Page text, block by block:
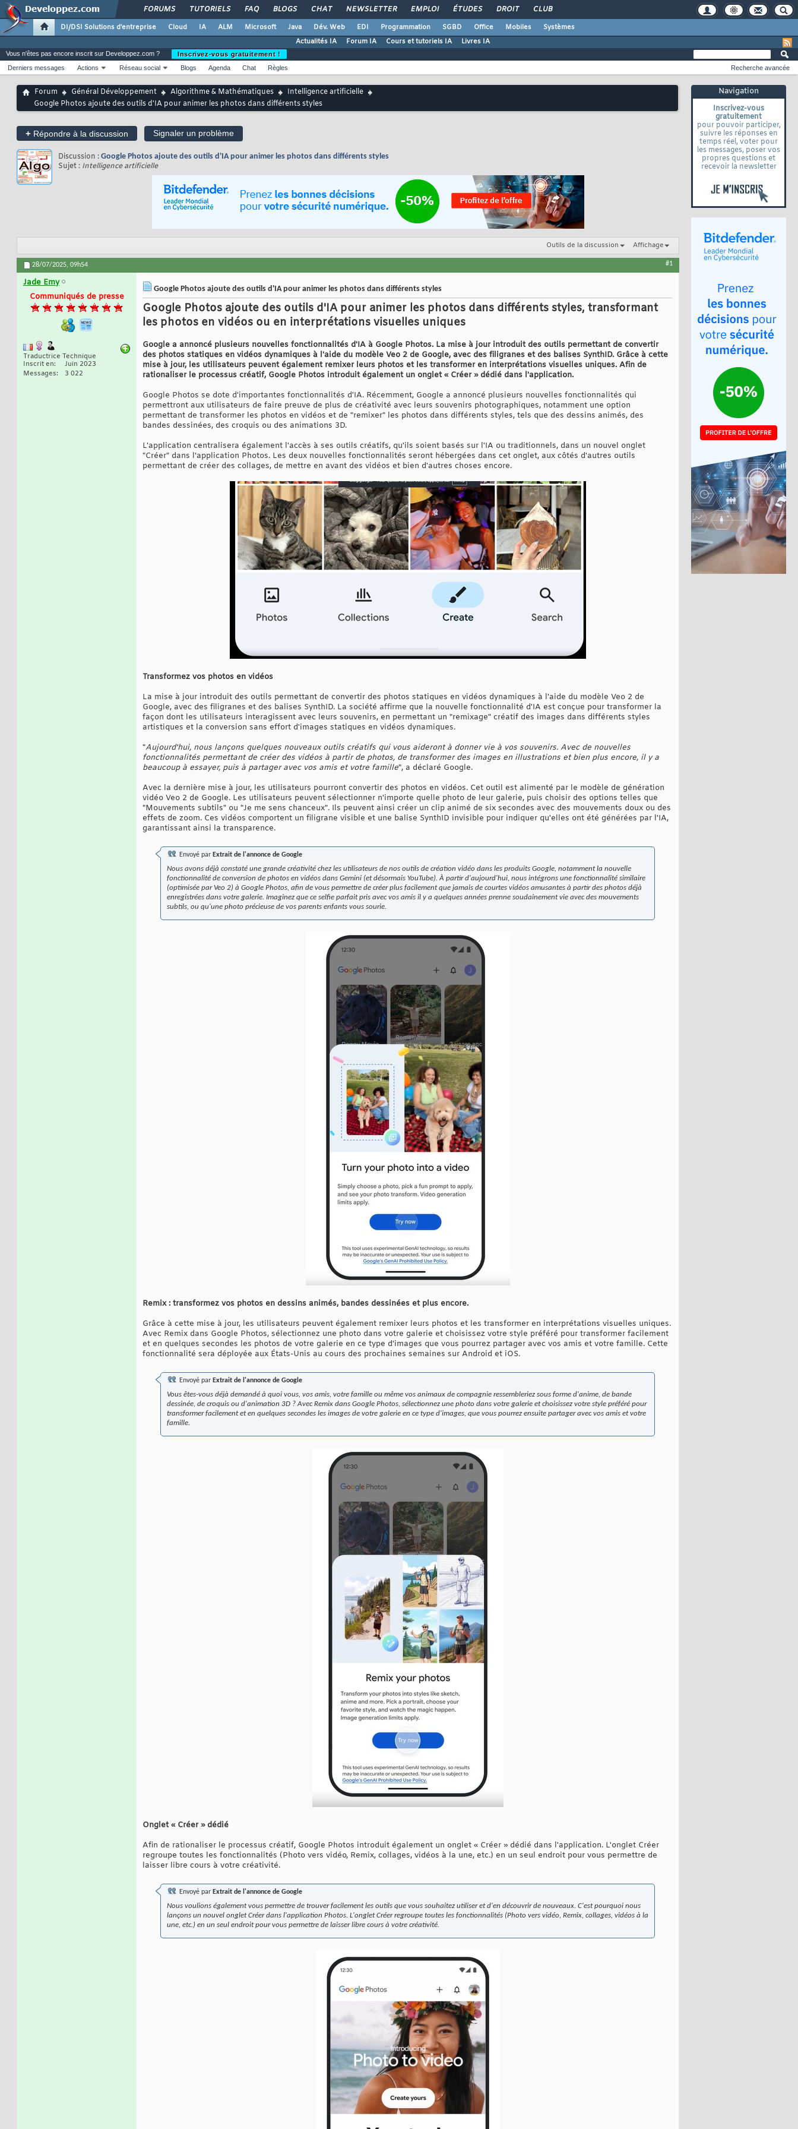
FORUMS TUTORIELS FAQ BLOGS CHAT NEWSLETTER EMPLOI ÉTUDES DROIT CLUB
DI/DSI Solutions d'entreprise Cloud IA ALM Microsoft Java Dév. Web EDI Programmation SGBD Office Mobiles
Systèmes
Actualités IA
Forum IA Cours et tutoriels IA Livres IA
Navigation
Inscrivez-vous
gratuitement
pour pouvoir participer,
suivre les réponses en
temps réel, voter pour
les messages, poser vos
propres questions et
recevoir la newsletter
Vous n'êtes pas encore inscrit sur Developpez.com ?
Inscrivez-vous gratuitement !
Derniers messages
Actions Réseau social Blogs Agenda Chat Règles Recherche avancée
Forum Général Développement Algorithme & Mathématiques
Intelligence artificielle
Google Photos ajoute des outils d'IA pour animer les photos dans différents styles
+ Répondre à la discussion Signaler un problème
Discussion : Google Photos ajoute des outils d'IA pour animer les photos dans différents styles
Sujet : Intelligence artificielle
Outils de la discussion Affichage
28/07/2025, 09h54 #1
Jade Emy
Communiqués de presse
Traductrice Technique
Inscrit en
Juin 2023
Messages
3 022
Google Photos ajoute des outils d'IA pour animer les photos dans différents styles
Google Photos ajoute des outils d'IA pour animer les photos dans différents styles, transformant
les photos en vidéos ou en interprétations visuelles uniques
Google a annoncé plusieurs nouvelles fonctionnalités d'IA à Google Photos. La mise à jour introduit des outils permettant de convertir
des photos statiques en vidéos dynamiques à l'aide du modèle Veo 2 de Google, avec des filigranes et des balises SynthID. Grâce à cette
mise à jour, les utilisateurs peuvent également remixer leurs photos et les transformer en interprétations visuelles uniques. Afin de
rationaliser le processus créatif, Google Photos introduit également un onglet « Créer » dédié dans l'application.
Google Photos se dote d'importantes fonctionnalités d'IA. Récemment, Google a annoncé plusieurs nouvelles fonctionnalités qui
permettront aux utilisateurs de faire preuve de plus de créativité avec leurs souvenirs photographiques, notamment une option
permettant de transformer les photos en vidéos et de "remixer" les photos dans différents styles, tels que des dessins animés, des
bandes dessinées, des croquis ou des animations 3D.
L'application centralisera également l'accès à ses outils créatifs, qu'ils soient basés sur l'IA ou traditionnels, dans un nouvel onglet
"Créer" dans l'application Photos. Les deux nouvelles fonctionnalités seront hébergées dans cet onglet, aux côtés d'autres outils
permettant de créer des collages, de mettre en avant des vidéos et bien d'autres choses encore.
Transformez vos photos en vidéos
La mise à jour introduit des outils permettant de convertir des photos statiques en vidéos dynamiques à l'aide du modèle Veo 2 de
Google, avec des filigranes et des balises SynthID. La société affirme que la nouvelle fonctionnalité d'IA est conçue pour transformer la
façon dont les utilisateurs interagissent avec leurs souvenirs, en permettant un "remixage" créatif des images dans différents styles
artistiques et la conversion sans effort d'images statiques en vidéos dynamiques.
"Aujourd'hui, nous lançons quelques nouveaux outils créatifs qui vous aideront à donner vie à vos souvenirs. Avec de nouvelles
fonctionnalités permettant de créer des vidéos à partir de photos, de transformer des images en illustrations et bien plus encore, il y a
beaucoup à essayer, puis à partager avec vos amis et votre famille", a déclaré Google.
Avec la dernière mise à jour, les utilisateurs pourront convertir des photos en vidéos. Cet outil est alimenté par le modèle de génération
vidéo Veo 2 de Google. Les utilisateurs peuvent sélectionner n'importe quelle photo de leur galerie, puis choisir des options telles que
"Mouvements subtils" ou "Je me sens chanceux". Ils peuvent ainsi créer un clip animé de six secondes avec des mouvements doux ou des
effets de zoom. Ces vidéos comportent un filigrane visible et une balise SynthID invisible pour indiquer qu'elles ont été générées par l'IA,
garantissant ainsi la transparence.
Envoyé par Extrait de l'annonce de Google
Nous avons déjà constaté une grande créativité chez les utilisateurs de nos outils de création vidéo dans les produits Google, notamment la nouvelle
fonctionnalité de conversion de photos en vidéos dans Gemini (et désormais YouTube). À partir d'aujourd'hui, nous intégrons une fonctionnalité similaire
(optimisée par Veo 2) à Google Photos, afin de vous permettre de créer plus facilement que jamais de courtes vidéos amusantes à partir des photos déjà
enregistrées dans votre galerie. Imaginez que ce selfie parfait pris avec vos amis il y a quelques années prenne soudainement vie avec des mouvements
subtils, ou qu'une photo précieuse de vos parents enfants vous sourie.
Remix : transformez vos photos en dessins animés, bandes dessinées et plus encore.
Grâce à cette mise à jour, les utilisateurs peuvent également remixer leurs photos et les transformer en interprétations visuelles uniques.
Avec Remix dans Google Photos, sélectionnez une photo dans votre galerie et choisissez votre style préféré pour transformer facilement
et en quelques secondes les photos de votre galerie en ce type d'images que vous pourrez partager avec vos amis et votre famille. Cette
fonctionnalité sera déployée aux États-Unis au cours des prochaines semaines sur Android et iOS.
Envoyé par Extrait de l'annonce de Google
Vous êtes-vous déjà demandé à quoi vous, vos amis, votre famille ou même vos animaux de compagnie ressembleriez sous forme d'anime, de bande
dessinée, de croquis ou d'animation 3D ? Avec Remix dans Google Photos, sélectionnez une photo dans votre galerie et choisissez votre style préféré pour
transformer facilement et en quelques secondes les images de votre galerie en ce type d'images, que vous pourrez ensuite partager avec vos amis et votre
famille.
Onglet « Créer » dédié
Afin de rationaliser le processus créatif, Google Photos introduit également un onglet « Créer » dédié dans l'application. L'onglet Créer
regroupe toutes les fonctionnalités (Photo vers vidéo, Remix, collages, vidéos à la une, etc.) en un seul endroit pour vous permettre de
laisser libre cours à votre créativité.
Envoyé par Extrait de l'annonce de Google
Nous voulions également vous permettre de trouver facilement les outils que vous souhaitez utiliser et d'en découvrir de nouveaux. C'est pourquoi nous
lançons un nouvel onglet Créer dans l'application Photos. L'onglet Créer regroupe toutes les fonctionnalités (Photo vers vidéo, Remix, collages, vidéos à la
une, etc.) en un seul endroit pour vous permettre de laisser libre cours à votre créativité.